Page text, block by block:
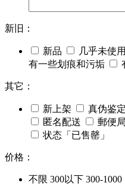
新旧：
新品 几乎未使用
有一些划痕和污垢
其它：
新上架 真伪鉴定
匿名配送
郵便
状态「已售罄」
价格：
不限 300以下 300-1000